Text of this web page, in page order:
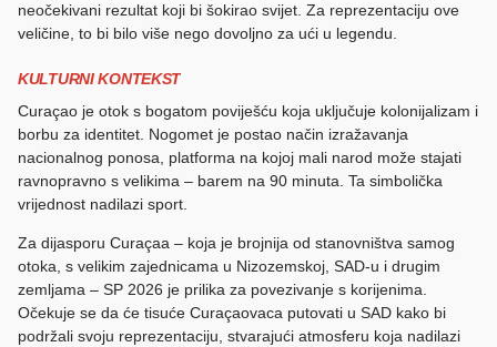
neočekivani rezultat koji bi šokirao svijet. Za reprezentaciju ove
veličine, to bi bilo više nego dovoljno za ući u legendu.
KULTURNI KONTEKST
Curaçao je otok s bogatom poviješću koja uključuje kolonijalizam i
borbu za identitet. Nogomet je postao način izražavanja
nacionalnog ponosa, platforma na kojoj mali narod može stajati
ravnopravno s velikima – barem na 90 minuta. Ta simbolička
vrijednost nadilazi sport.
Za dijasporu Curaçaa – koja je brojnija od stanovništva samog
otoka, s velikim zajednicama u Nizozemskoj, SAD-u i drugim
zemljama – SP 2026 je prilika za povezivanje s korijenima.
Očekuje se da će tisuće Curaçaovaca putovati u SAD kako bi
podržali svoju reprezentaciju, stvarajući atmosferu koja nadilazi